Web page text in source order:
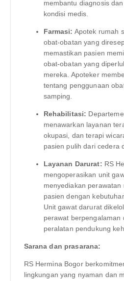
membantu diagnosis
kondisi medis.
Farmasi: Apotek rumah
obat-obatan yang
memastikan pasien
obat-obatan yang
mereka. Apoteker
tentang penggunaan
samping.
Rehabilitasi:
menawarkan layanan
okupasi, dan terapi
pasien pulih dari cedera
Layanan Darurat: RS
mengoperasikan unit
menyediakan
pasien dengan
Unit gawat darurat
perawat berpengalaman
peralatan pendukung
Sarana dan prasarana:
RS Hermina Bogor
lingkungan yang nyaman dan